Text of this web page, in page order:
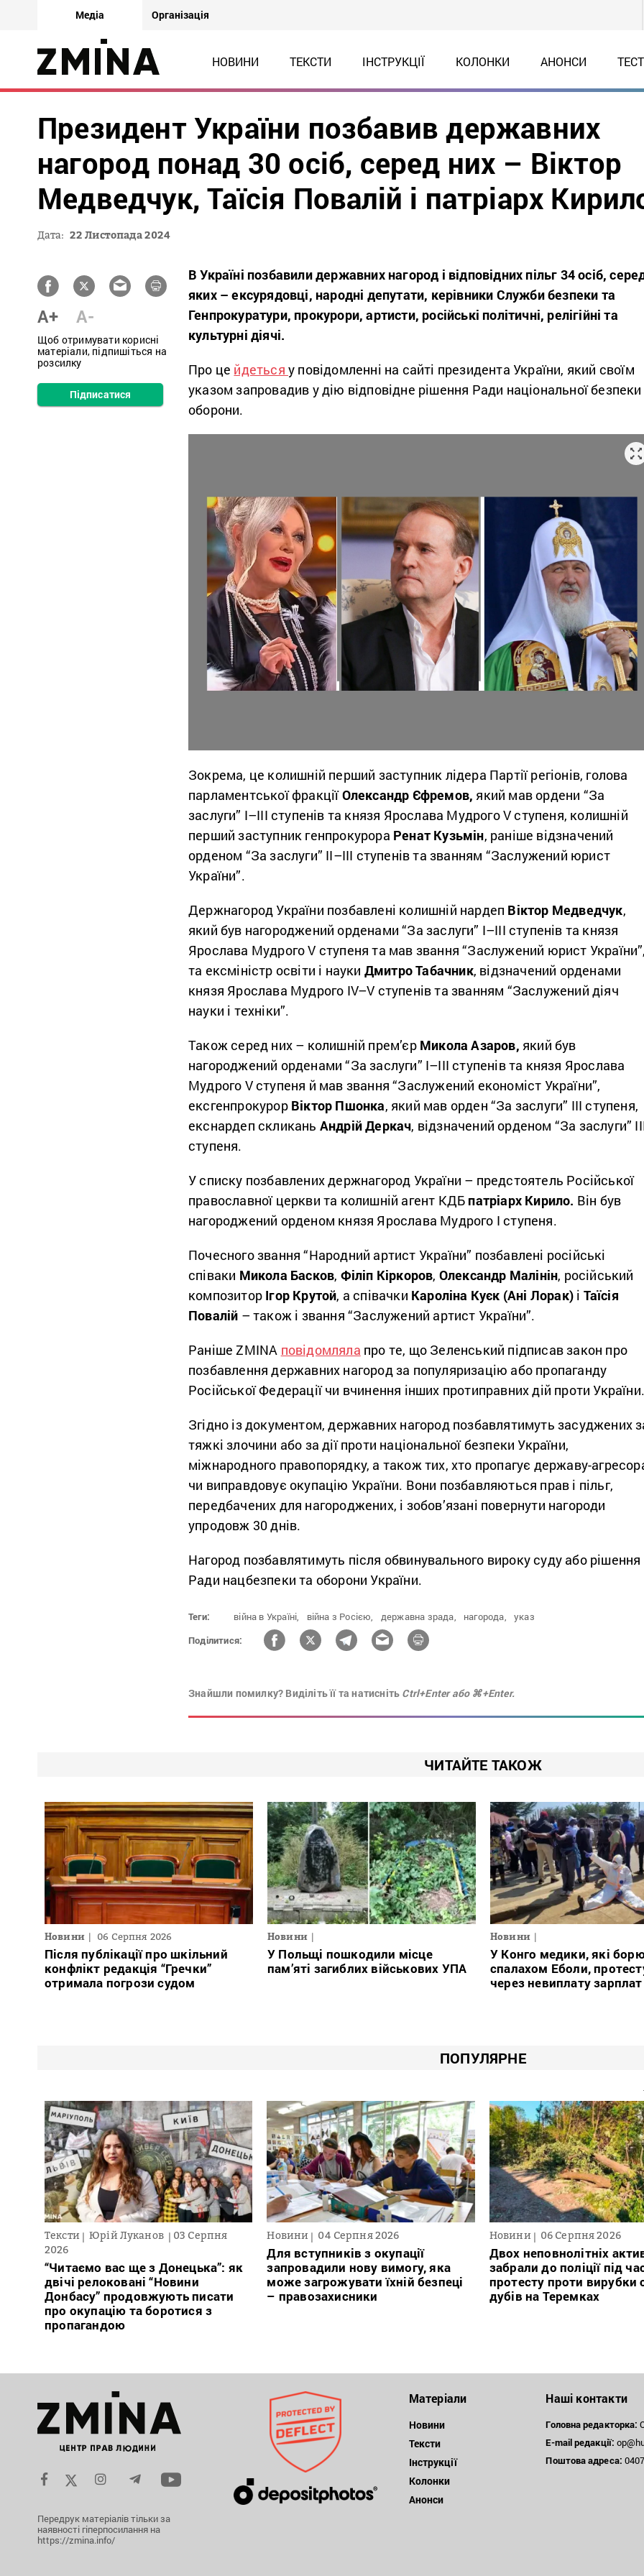
Медіа Організація
НОВИНИ ТЕКСТИ ІНСТРУКЦІЇ КОЛОНКИ АНОНСИ
Президент України позбавив державних
нагород понад 30 осіб, серед них – Віктор
Медведчук, Таїсія Повалій і патріарх
Дата: 22 Листопада 2024
A+ A-
Щоб отримувати корисні
матеріали, підпишіться на
розсилку
Підписатися
В Україні позбавили державних нагород і відповідних пільг 34 осіб,
яких – ексурядовці, народні депутати, керівники Служби безпеки та
Генпрокуратури, прокурори, артисти, російські політичні, релігійні та
культурні діячі.
Про це йдетьсяу повідомленні на сайті президента України, який своїм
указом запровадив у дію відповідне рішення Ради національної безпеки
оборони.
Зокрема, це колишній перший заступник лідера Партії регіонів, голова
парламентської фракціїОлександр Єфремов, який мав ордени “За
заслуги” І–ІІІ ступенів та князя Ярослава Мудрого V ступеня, колишній
перший заступник генпрокурора Ренат Кузьмін, раніше відзначений
орденом “За заслуги” ІІ–ІІІ ступенів та званням “Заслужений юрист
України”.
Держнагород України позбавлені колишній нардеп Віктор Медведчук,
який був нагороджений орденами “За заслуги” І–ІІІ ступенів та князя
Ярослава Мудрого V ступеня та мав звання “Заслужений юрист України”,
та ексміністр освіти і науки Дмитро Табачник, відзначений орденами
князя Ярослава Мудрого IV–V ступенів та званням “Заслужений діяч
науки і техніки”.
Також серед них – колишній прем’єр Микола Азаров, який був
нагороджений орденами “За заслуги” І–ІІІ ступенів та князя Ярослава
Мудрого V ступеня й мав звання “Заслужений економіст України”,
ексгенпрокурор Віктор Пшонка, який мав орден “За заслуги” ІІІ ступеня,
екснардеп скликань Андрій Деркач, відзначений орденом “За заслуги”
ступеня.
У списку позбавлених держнагород України – предстоятель Російської
православної церкви та колишній агент КДБ патріарх Кирило. Він був
нагороджений орденом князя Ярослава Мудрого І ступеня.
Почесного звання “Народний артист України” позбавлені російські
співаки Микола Басков, Філіп Кіркоров, Олександр Малінін, російський
композитор Ігор Крутой, а співачки Кароліна Куєк (Ані Лорак) і Таїсія
Повалій – також і звання “Заслужений артист України”.
Раніше ZMINA повідомляла про те, що Зеленський підписав закон про
позбавлення державних нагород за популяризацію або пропаганду
Російської Федерації чи вчинення інших протиправних дій проти України.
Згідно із документом, державних нагород позбавлятимуть засуджених
тяжкі злочини або за дії проти національної безпеки України,
міжнародного правопорядку, а також тих, хто пропагує державу-
чи виправдовує окупацію України. Вони позбавляються прав і пільг,
передбачених для нагороджених, і зобов’язані повернути нагороди
упродовж 30 днів.
Нагород позбавлятимуть після обвинувального вироку суду або рішення
Ради нацбезпеки та оборони України.
Теги: війна в Україні, війна з Росією, державна зрада, нагорода,
указ
Поділитися:
Знайшли помилку? Виділіть її та натисніть Ctrl+Enter або ⌘+Enter.
ЧИТАЙТЕ ТАКОЖ
Новини 06 Серпня 2026
Після публікації про шкільний
конфлікт редакція “Гречки”
отримала погрози судом
Новини
У Польщі пошкодили місце
пам’яті загиблих військових УПА
Новини
У Конго медики, які
спалахом Еболи,
через невиплату зарплат
ПОПУЛЯРНЕ
Тексти Юрій Луканов
03 Серпня
2026
“Читаємо вас ще з Донецька”: як
двічі релоковані “Новини
Донбасу” продовжують писати
про окупацію та боротися з
пропагандою
Новини 04 Серпня 2026
Для вступників з окупації
запровадили нову вимогу, яка
може загрожувати їхній безпеці
– правозахисники
Новини 06 Серпня 2026
Двох неповнолітніх
забрали до поліції під
протесту проти вирубки
дубів на Теремках
Передрук матеріалів тільки за
наявності гіперпосилання на
https://zmina.info/
Матеріали
Новини
Тексти
Інструкції
Колонки
Анонси
Наші контакти
Головна редакторка:
E-mail редакції:
Поштоваадреса: